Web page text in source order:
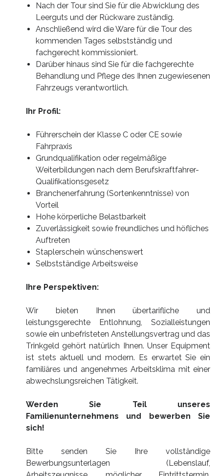
Nach der Tour sind Sie für die Abwicklung des
Leerguts und der Rückware zuständig.
Anschließend wird die Ware für die Tour des
kommenden Tages selbstständig und
fachgerecht kommissioniert.
Darüber hinaus sind Sie für die fachgerechte
Behandlung und Pflege des Ihnen zugewiesenen
Fahrzeugs verantwortlich.
Ihr Profil:
Führerschein der Klasse C oder CE sowie
Fahrpraxis
Grundqualifikation oder regelmäßige
Weiterbildungen nach dem Berufskraftfahrer-
Qualifikationsgesetz
Branchenerfahrung (Sortenkenntnisse) von
Vorteil
Hohe körperliche Belastbarkeit
Zuverlässigkeit sowie freundliches und höfliches
Auftreten
Staplerschein wünschenswert
Selbstständige Arbeitsweise
Ihre Perspektiven:
Wir bieten Ihnen übertarifliche und
leistungsgerechte Entlohnung, Sozialleistungen
sowie ein unbefristeten Anstellungsvertrag und das
Trinkgeld gehört natürlich Ihnen. Unser Equipment
ist stets aktuell und modern. Es erwartet Sie ein
familiäres und angenehmes Arbeitsklima mit einer
abwechslungsreichen Tätigkeit.
Werden Sie Teil unseres
Familienunternehmens und bewerben Sie
sich!
Bitte senden Sie Ihre vollständige
Bewerbungsunterlagen (Lebenslauf,